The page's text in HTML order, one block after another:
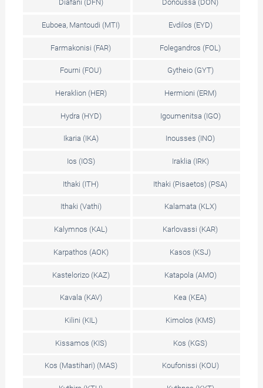
Diafani (DFN) Donoussa (DON)
Euboea, Mantoudi (MTI) Evdilos (EYD)
Farmakonisi (FAR) Folegandros (FOL)
Fourni (FOU) Gytheio (GYT)
Heraklion (HER) Hermioni (ERM)
Hydra (HYD) Igoumenitsa (IGO)
Ikaria (IKA) Inousses (INO)
Ios (IOS) Iraklia (IRK)
Ithaki (ITH) Ithaki (Pisaetos) (PSA)
Ithaki (Vathi) Kalamata (KLX)
Kalymnos (KAL) Karlovassi (KAR)
Karpathos (AOK) Kasos (KSJ)
Kastelorizo (KAZ) Katapola (AMO)
Kavala (KAV) Kea (KEA)
Kilini (KIL) Kimolos (KMS)
Kissamos (KIS) Kos (KGS)
Kos (Mastihari) (MAS) Koufonissi (KOU)